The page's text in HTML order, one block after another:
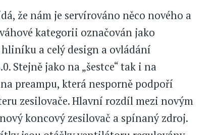
že nám je servírováno něco nového a
kategorii označován jako
a celý design a ovládání
Stejně jako na „šestce“ tak i na
preampu, která nesporně podpoří
zesilovače. Hlavní rozdíl mezi novým
koncový zesilovač a spínaný zdroj.